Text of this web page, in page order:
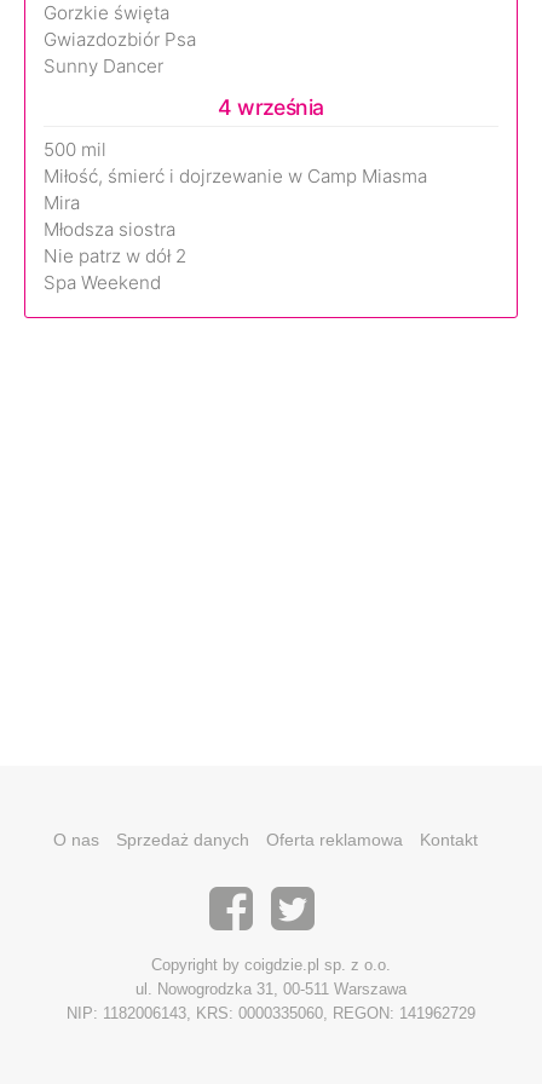
Gorzkie święta
Gwiazdozbiór Psa
Sunny Dancer
4 września
500 mil
Miłość, śmierć i dojrzewanie w Camp Miasma
Mira
Młodsza siostra
Nie patrz w dół 2
Spa Weekend
O nas Sprzedaż danych Oferta reklamowa Kontakt
Copyright by coigdzie.pl sp. z o.o.
ul. Nowogrodzka 31, 00-511 Warszawa
NIP: 1182006143, KRS: 0000335060, REGON: 141962729